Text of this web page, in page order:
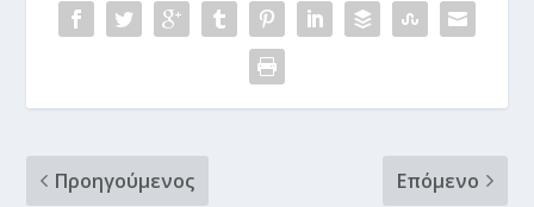
Προηγούμενος Επόμενο